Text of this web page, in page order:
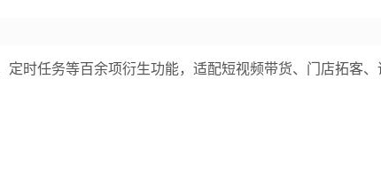
时任务等百余项衍生功能，适配短视频带货、门店拓客、